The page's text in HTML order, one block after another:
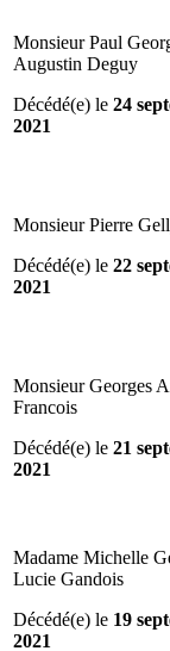
Monsieur Paul
Augustin Deguy
Décédé(e) le 24
2021
Monsieur Pierre
Décédé(e) le 22
2021
Monsieur Georges
Francois
Décédé(e) le 21
2021
Madame Michelle
Lucie Gandois
Décédé(e) le 19
2021